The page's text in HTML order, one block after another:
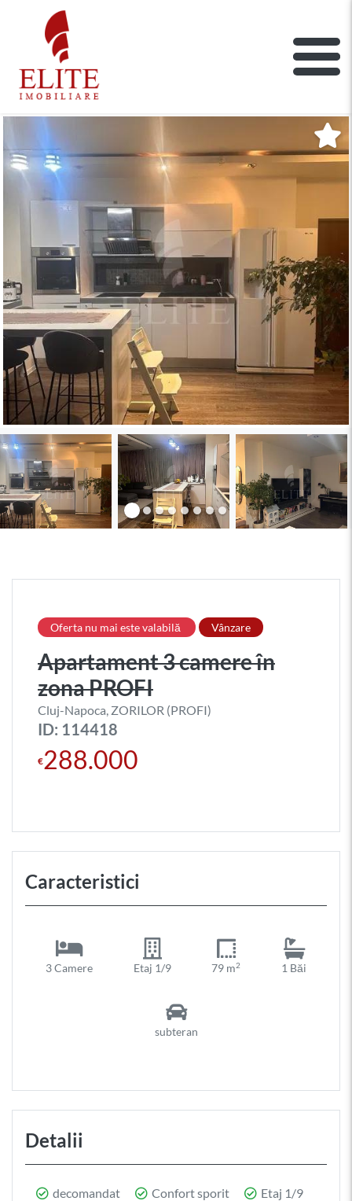
ELITE IMOBILIARE
Main Nav
Oferta nu mai este valabilă Vânzare
Apartament 3 camere în
zona PROFI
Cluj-Napoca, ZORILOR (PROFI)
ID: 114418
€288.000
Caracteristici
3 Camere Etaj 1/9 79 m2 1 Băi
subteran
Detalii
decomandat Confort sporit
Etaj 1/9